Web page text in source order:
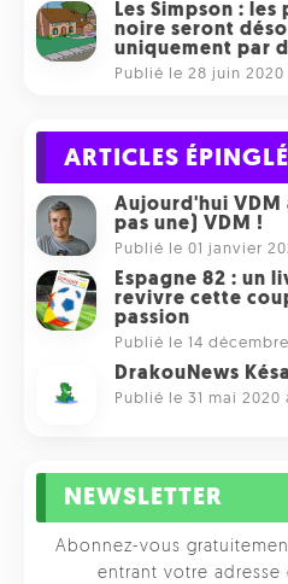
Les Simpson :
noire seront
uniquement par
Publié le 28 juin 2020
ARTICLES
Aujourd'hui VDM
pas une) VDM !
Publié le 01 janvier
Espagne 82 : un
revivre cette
passion
Publié le 14
DrakouNews
Publié le 31 mai 2020
NEWSLETTER
Abonnez-vous
entrant votre adresse